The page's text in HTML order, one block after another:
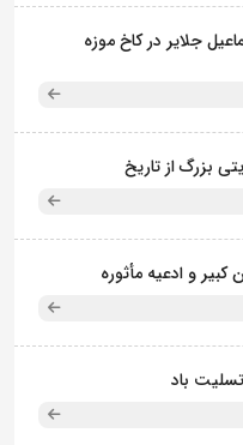
جلایر در کاخ موزه
بزرگ از تاریخ
و ادعیه مأثوره
باد